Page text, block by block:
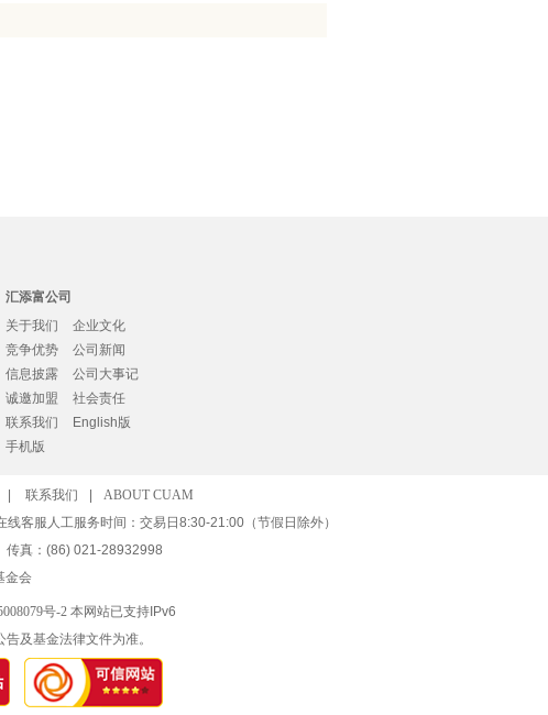
汇添富公司
关于我们
企业文化
竞争优势
公司新闻
信息披露
公司大事记
诚邀加盟
社会责任
联系我们
English版
手机版
联系我们
ABOUT CUAM
客服人工服务时间：交易日8:30-21:00（节假日除外）
传真：(86) 021-28932998
金会
号-2 本网站已支持IPv6
及基金法律文件为准。